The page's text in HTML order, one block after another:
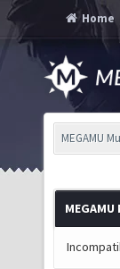
Home
MEGAMU